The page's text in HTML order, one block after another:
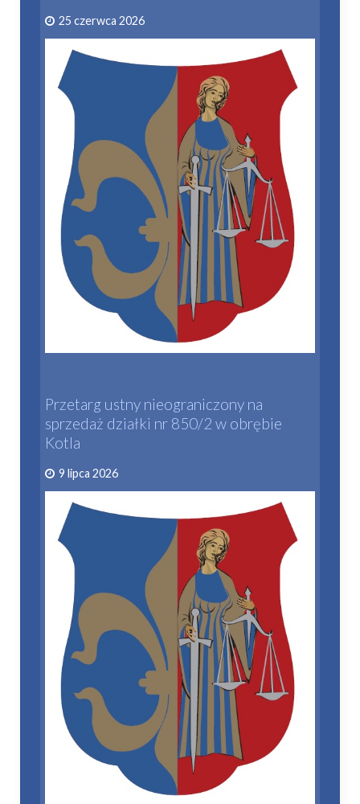
25 czerwca 2026
Przetarg ustny nieograniczony na
sprzedaż działki nr 850/2 w obrębie
Kotla
9 lipca 2026